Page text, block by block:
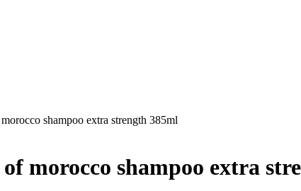
shampoo extra strength 385ml
morocco shampoo extra